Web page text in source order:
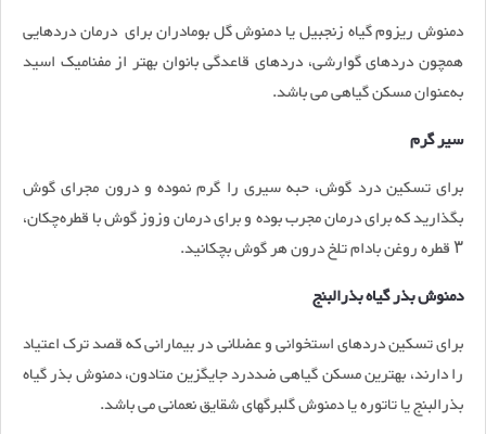
دمنوش ریزوم گیاه زنجبیل یا دمنوش گل بومادران برای درمان دردهایی
همچون دردهای گوارشی، دردهای قاعدگی بانوان بهتر از مفنامیک اسید
به‌عنوان مسکن گیاهی می باشد.
سیر گرم
برای تسکین درد گوش، حبه سیری را گرم نموده و درون مجرای گوش
بگذارید که برای درمان مجرب بوده و برای درمان وزوز گوش با قطره‌چکان،
۳ قطره روغن بادام تلخ درون هر گوش بچکانید.
دمنوش بذر گیاه بذرالبنج
برای تسکین دردهای استخوانی و عضلانی در بیمارانی که قصد ترک اعتیاد
را دارند، بهترین مسکن گیاهی ضددرد جایگزین متادون، دمنوش بذر گیاه
بذرالبنج یا تاتوره یا دمنوش گلبرگهای شقایق نعمانی می باشد.